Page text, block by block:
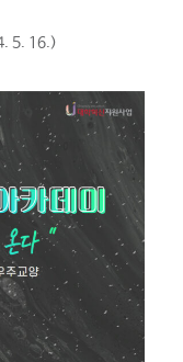
5. 16.)